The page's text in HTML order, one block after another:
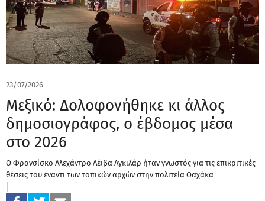
23/07/2026
Μεξικό: Δολοφονήθηκε κι άλλος
δημοσιογράφος, ο έβδομος μέσα
στο 2026
Ο Φρανσίσκο Αλεχάντρο Λέιβα Αγκιλάρ ήταν γνωστός για τις επικριτικές
θέσεις του έναντι των τοπικών αρχών στην πολιτεία Οαχάκα